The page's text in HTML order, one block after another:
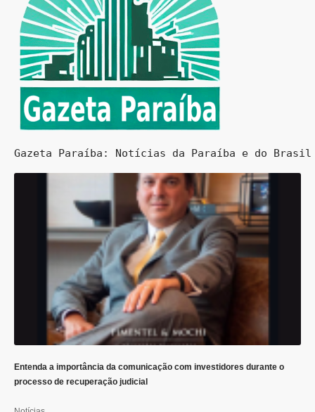
Gazeta Paraíba: Notícias da Paraíba e do
Entenda a importância da comunicação com investidores durante o
processo de recuperação judicial